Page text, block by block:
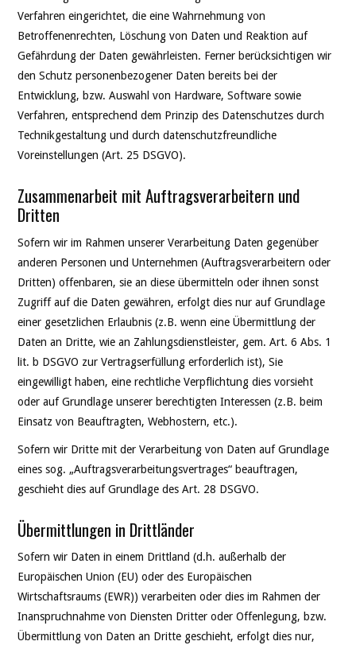
Verfahren eingerichtet, die eine Wahrnehmung von
Betroffenenrechten, Löschung von Daten und Reaktion auf
Gefährdung der Daten gewährleisten. Ferner berücksichtigen wir
den Schutz personenbezogener Daten bereits bei der
Entwicklung, bzw. Auswahl von Hardware, Software sowie
Verfahren, entsprechend dem Prinzip des Datenschutzes durch
Technikgestaltung und durch datenschutzfreundliche
Voreinstellungen (Art. 25 DSGVO).
Zusammenarbeit mit Auftragsverarbeitern und
Dritten
Sofern wir im Rahmen unserer Verarbeitung Daten gegenüber
anderen Personen und Unternehmen (Auftragsverarbeitern oder
Dritten) offenbaren, sie an diese übermitteln oder ihnen sonst
Zugriff auf die Daten gewähren, erfolgt dies nur auf Grundlage
einer gesetzlichen Erlaubnis (z.B. wenn eine Übermittlung der
Daten an Dritte, wie an Zahlungsdienstleister, gem. Art. 6 Abs. 1
lit. b DSGVO zur Vertragserfüllung erforderlich ist), Sie
eingewilligt haben, eine rechtliche Verpflichtung dies vorsieht
oder auf Grundlage unserer berechtigten Interessen (z.B. beim
Einsatz von Beauftragten, Webhostern, etc.).
Sofern wir Dritte mit der Verarbeitung von Daten auf Grundlage
eines sog. „Auftragsverarbeitungsvertrages“ beauftragen,
geschieht dies auf Grundlage des Art. 28 DSGVO.
Übermittlungen in Drittländer
Sofern wir Daten in einem Drittland (d.h. außerhalb der
Europäischen Union (EU) oder des Europäischen
Wirtschaftsraums (EWR)) verarbeiten oder dies im Rahmen der
Inanspruchnahme von Diensten Dritter oder Offenlegung, bzw.
Übermittlung von Daten an Dritte geschieht, erfolgt dies nur,